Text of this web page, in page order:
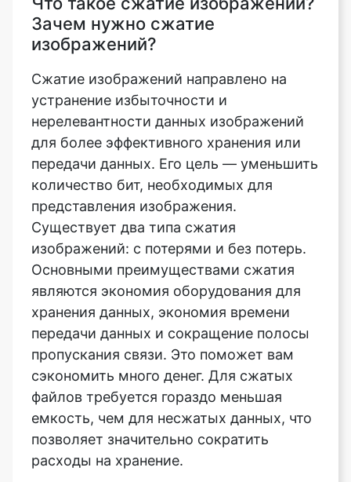
Сжатие изображений направлено на
устранение избыточности и
нерелевантности данных изображений
для более эффективного хранения или
передачи данных. Его цель — уменьшить
количество бит, необходимых для
представления изображения.
Существует два типа сжатия
изображений: с потерями и без потерь.
Основными преимуществами сжатия
являются экономия оборудования для
хранения данных, экономия времени
передачи данных и сокращение полосы
пропускания связи. Это поможет вам
сэкономить много денег. Для сжатых
файлов требуется гораздо меньшая
емкость, чем для несжатых данных, что
позволяет значительно сократить
расходы на хранение.
Что делает компрессор